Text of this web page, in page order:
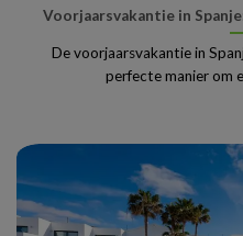
Voorjaarsvakantie in
De voorjaarsvakantie in
perfecte manier om